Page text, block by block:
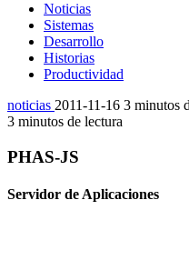
Noticias
Sistemas
Desarrollo
Historias
Productividad
noticias 2011-11-16 3 minutos
3 minutos de lectura
PHAS-JS
Servidor de Aplicaciones